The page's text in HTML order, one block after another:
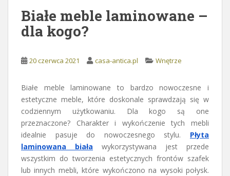
Białe meble laminowane –
dla kogo?
20 czerwca 2021 casa-antica.pl Wnętrze
Białe meble laminowane to bardzo nowoczesne i
estetyczne meble, które doskonale sprawdzają się w
codziennym użytkowaniu. Dla kogo są one
przeznaczone? Charakter i wykończenie tych mebli
idealnie pasuje do nowoczesnego stylu. Płyta
laminowana biała wykorzystywana jest przede
wszystkim do tworzenia estetycznych frontów szafek
lub innych mebli, które wykończono na wysoki połysk.